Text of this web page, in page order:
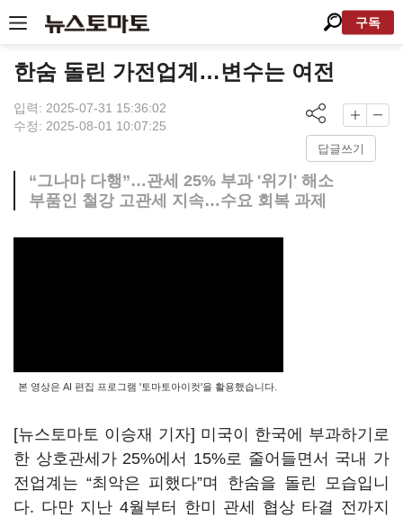
구독
한숨 돌린 가전업계…변수는 여전
입력: 2025-07-31 15:36:02
수정: 2025-08-01 10:07:25
답글쓰기
“그나마 다행”…관세 25% 부과 '위기' 해소
부품인 철강 고관세 지속…수요 회복 과제
본 영상은 AI 편집 프로그램 '토마토아이컷'을 활용했습니다.
[뉴스토마토 이승재 기자] 미국이 한국에 부과하기로
한 상호관세가 25%에서 15%로 줄어들면서 국내 가
전업계는“최악은 피했다”며 한숨을 돌린 모습입니
다. 다만 지난 4월부터 한미 관세 협상 타결 전까지